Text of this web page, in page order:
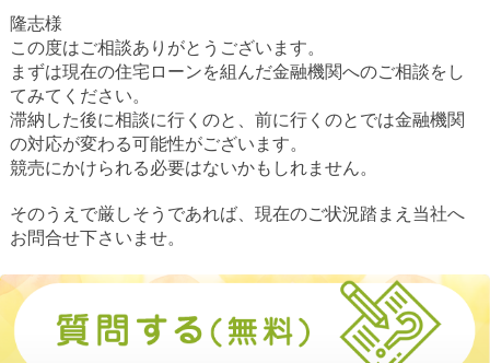
隆志様
この度はご相談ありがとうございます。
まずは現在の住宅ローンを組んだ金融機関へのご相談をし
てみてください。
滞納した後に相談に行くのと、前に行くのとでは金融機関
の対応が変わる可能性がございます。
競売にかけられる必要はないかもしれません。
そのうえで厳しそうであれば、現在のご状況踏まえ当社へ
お問合せ下さいませ。